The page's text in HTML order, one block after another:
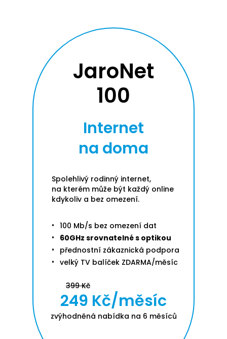
JaroNet
100
Internet
na doma
Spolehlivý rodinný internet,
na kterém může být každý online
kdykoliv a bez omezení.
100 Mb/s bez omezení dat
60GHz srovnatelné s optikou
přednostní zákaznická podpora
velký TV balíček ZDARMA/měsíc
399 Kč
249 Kč/měsíc
zvýhodněná nabídka na 6 měsíců